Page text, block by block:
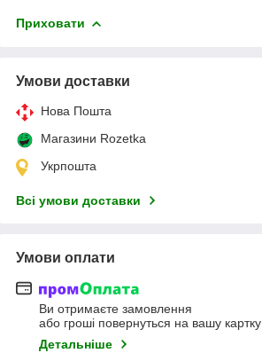
Приховати
Умови доставки
Нова Пошта
Магазини Rozetka
Укрпошта
Всі умови доставки
Умови оплати
Ви отримаєте замовлення
або гроші повернуться на вашу картку
Детальніше